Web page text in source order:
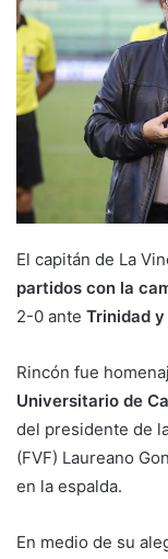
El capitán de La
partidos con la
2-0 ante Trinidad y
Rincón fue
Universitario de
del presidente de
(FVF) Laureano
en la espalda.
En medio de su